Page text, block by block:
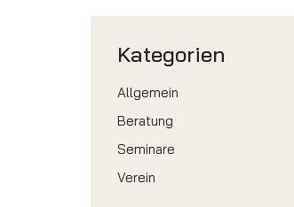
Kategorien
Allgemein
Beratung
Seminare
Verein